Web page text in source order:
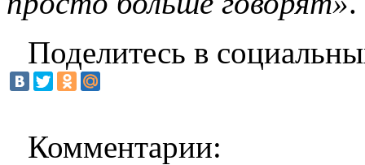
Поделитесь в
Комментарии: